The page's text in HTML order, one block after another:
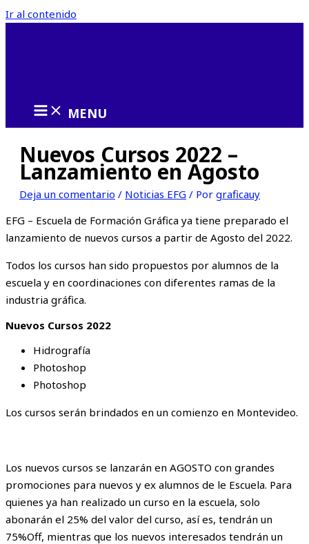
Ir al contenido
MENU
Nuevos Cursos 2022 –
Lanzamiento en Agosto
Deja un comentario / Noticias EFG / Por graficauy
EFG – Escuela de Formación Gráfica ya tiene preparado el
lanzamiento de nuevos cursos a partir de Agosto del 2022.
Todos los cursos han sido propuestos por alumnos de la
escuela y en coordinaciones con diferentes ramas de la
industria gráfica.
Nuevos Cursos 2022
Hidrografía
Photoshop
Photoshop
Los cursos serán brindados en un comienzo en Montevideo.
Los nuevos cursos se lanzarán en AGOSTO con grandes
promociones para nuevos y ex alumnos de le Escuela. Para
quienes ya han realizado un curso en la escuela, solo
abonarán el 25% del valor del curso, así es, tendrán un
75%Off, mientras que los nuevos interesados tendrán un